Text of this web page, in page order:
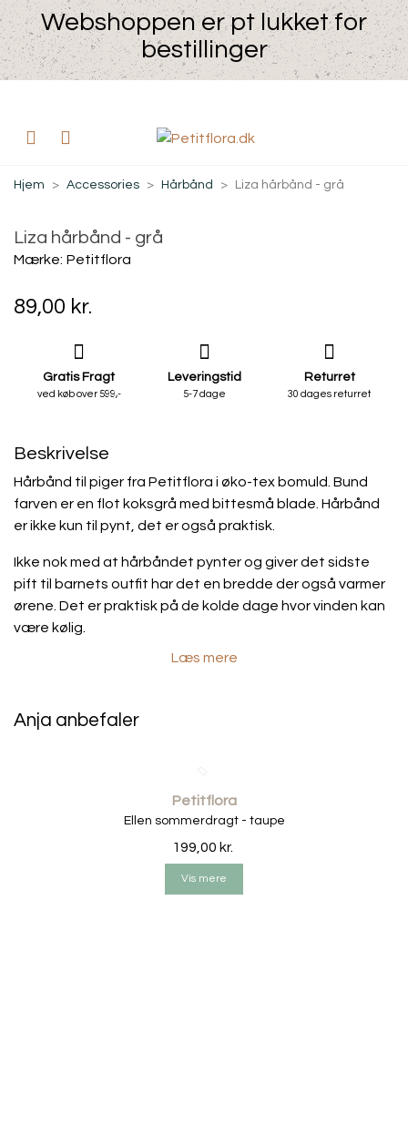
Webshoppen er pt lukket for
bestillinger
Hjem > Accessories > Hårbånd > Liza hårbånd - grå
Liza hårbånd - grå
Mærke: Petitflora
89,00 kr.
Gratis Fragt
ved køb over 599,-
Leveringstid
5-7 dage
Returret
30 dages returret
Beskrivelse
Hårbånd til piger fra Petitflora i øko-tex bomuld. Bund
farven er en flot koksgrå med bittesmå blade. Hårbånd
er ikke kun til pynt, det er også praktisk.
Ikke nok med at hårbåndet pynter og giver det sidste
pift til barnets outfit har det en bredde der også varmer
ørene. Det er praktisk på de kolde dage hvor vinden kan
være kølig.
% øko-tex bomuld.
Vaskeråd
Læs mere
Anja anbefaler
Petitflora
Ellen sommerdragt - taupe
199,00 kr.
Vis mere